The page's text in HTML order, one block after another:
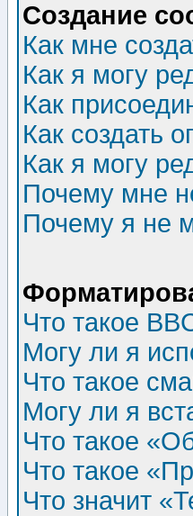
Создание
Как мне
Как я могу
Как
Как создать
Как я могу
Почему мне
Почему я не
Что такое
Могу ли я
Что такое
Могу ли я
Что такое
Что такое
Что значит